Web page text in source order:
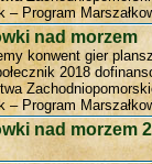
– Program
nad morzem
konwent gier
2018
– Program
nad morzem